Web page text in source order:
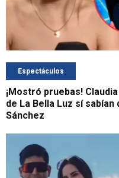
Espectáculos
¡Mostró pruebas!
de La Bella Luz sí
Sánchez